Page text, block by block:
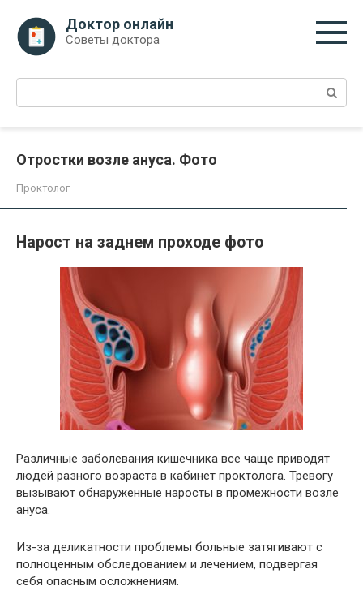
контенту
Доктор онлайн
Советы доктора
Поиск:
Отростки возле ануса. Фото
Проктолог
Нарост на заднем проходе фото
Различные заболевания кишечника все чаще приводят
людей разного возраста в кабинет проктолога. Тревогу
вызывают обнаруженные наросты в промежности возле
ануса.
Из-за деликатности проблемы больные затягивают с
полноценным обследованием и лечением, подвергая
себя опасным осложнениям.